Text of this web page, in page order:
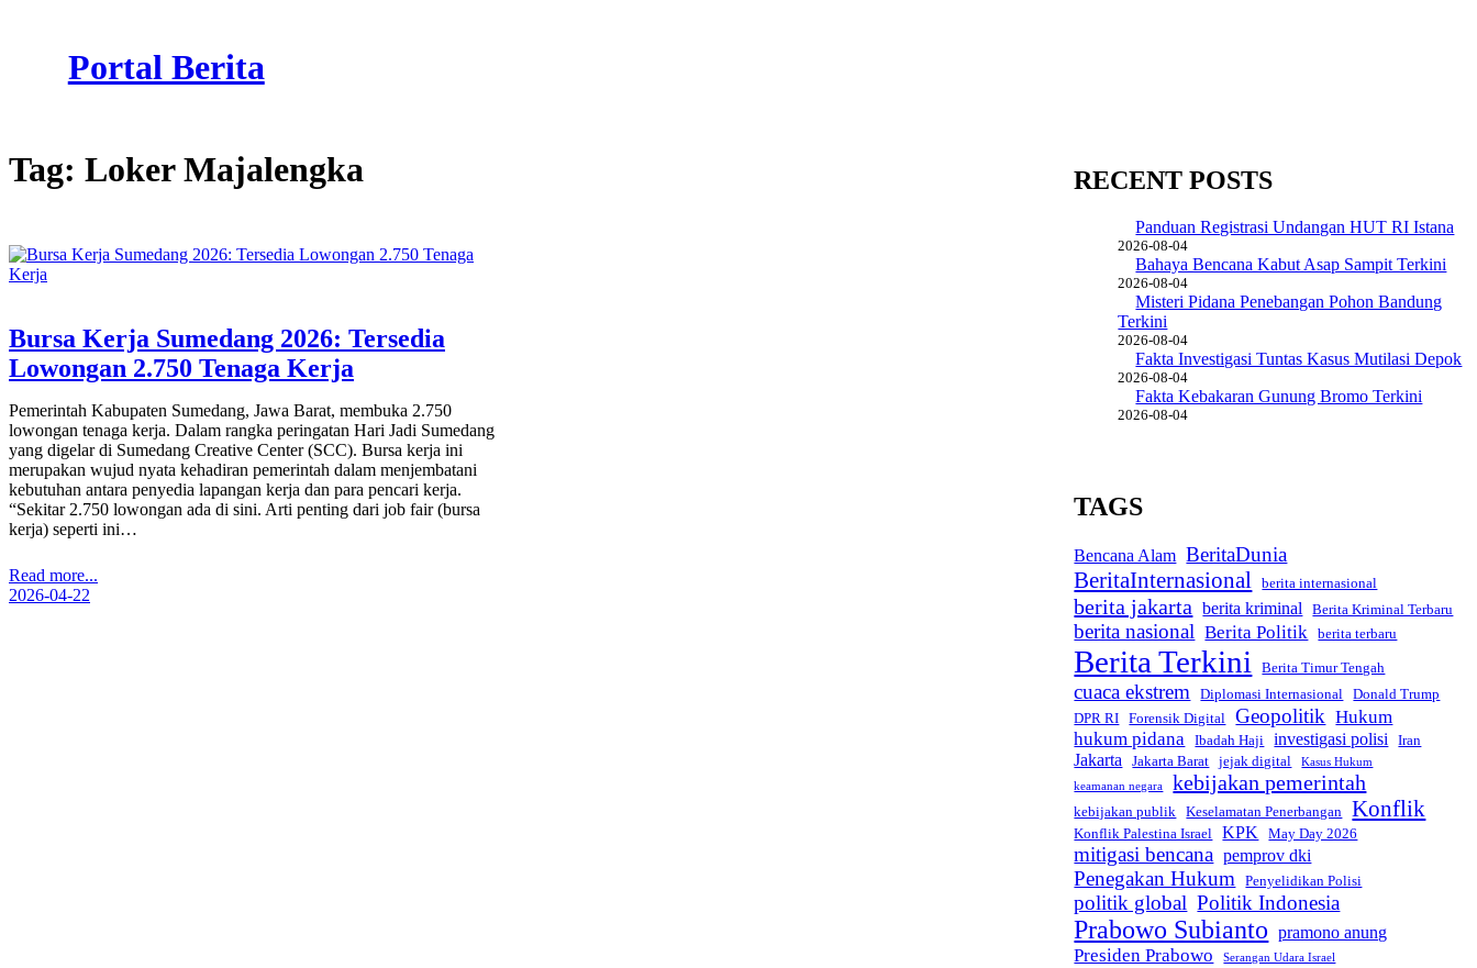
Portal Berita
Tag: Loker Majalengka
Bursa Kerja Sumedang 2026: Tersedia
Lowongan 2.750 Tenaga Kerja
Pemerintah Kabupaten Sumedang, Jawa Barat, membuka 2.750
lowongan tenaga kerja. Dalam rangka peringatan Hari Jadi Sumedang
yang digelar di Sumedang Creative Center (SCC). Bursa kerja ini
merupakan wujud nyata kehadiran pemerintah dalam menjembatani
kebutuhan antara penyedia lapangan kerja dan para pencari kerja.
“Sekitar 2.750 lowongan ada di sini. Arti penting dari job fair (bursa
kerja) seperti ini…
Read more...
2026-04-22
RECENT POSTS
Panduan Registrasi Undangan HUT RI Istana
2026-08-04
Bahaya Bencana Kabut Asap Sampit Terkini
2026-08-04
Misteri Pidana Penebangan Pohon Bandung
Terkini
2026-08-04
Fakta Investigasi Tuntas Kasus Mutilasi Depok
2026-08-04
Fakta Kebakaran Gunung Bromo Terkini
2026-08-04
TAGS
Bencana Alam BeritaDunia
BeritaInternasional berita internasional
berita jakarta berita kriminal Berita Kriminal Terbaru
berita nasional Berita Politik berita terbaru
Berita Terkini Berita Timur Tengah
cuaca ekstrem Diplomasi Internasional
Donald Trump
DPR RI
Forensik Digital Geopolitik Hukum
hukum pidana
Ibadah Haji investigasi polisi Iran
Jakarta Jakarta Barat jejak digital
Kasus Hukum
keamanan negara
kebijakan pemerintah
kebijakan publik Keselamatan Penerbangan Konflik
Konflik Palestina Israel KPK May Day 2026
mitigasi bencana pemprov dki
Penegakan Hukum Penyelidikan Polisi
politik global Politik Indonesia
Prabowo Subianto pramono anung
Presiden Prabowo Serangan Udara Israel